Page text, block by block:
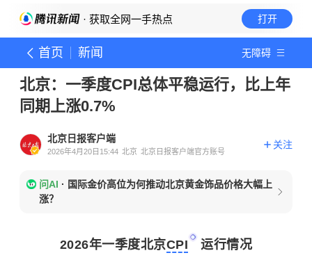
· 获取全网一手热点 打开
首页 新闻 无障碍
北京：一季度CPI总体平稳运行，比上年
同期上涨0.7%
北京日报客户端
2026年4月20日15:44 北京 北京日报客户端官方账号
关注
问AI · 国际金价高位为何推动北京黄金饰品价格大幅上
涨？
2026年一季度北京CPI 运行情况